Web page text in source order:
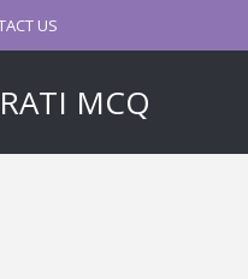
US
MCQ